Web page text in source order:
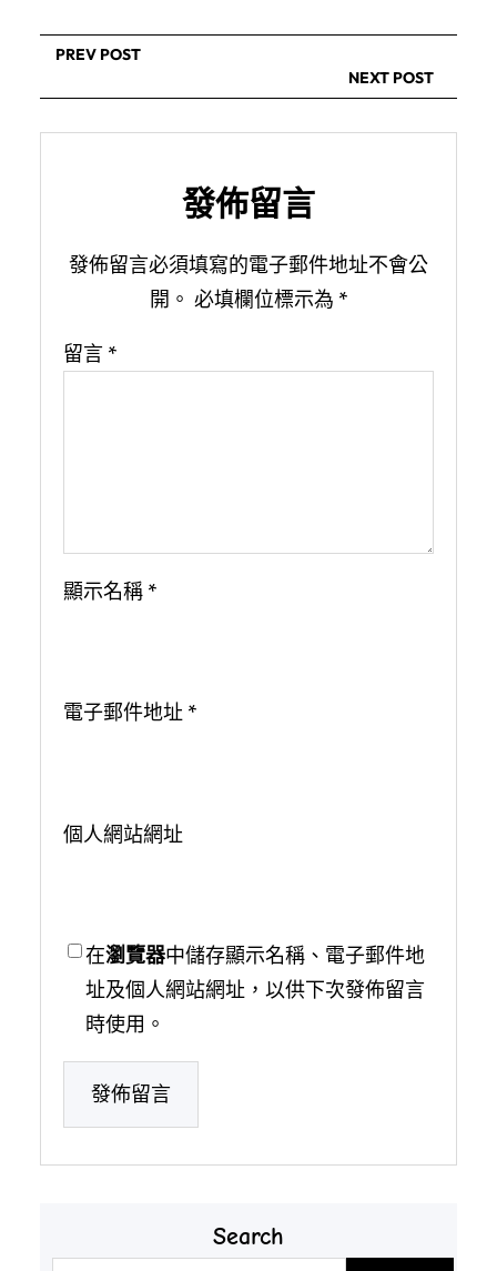
PREV POST
NEXT POST
發佈留言
發佈留言必須填寫的電子郵件地址不會公
開。 必填欄位標示為 *
留言 *
顯示名稱 *
電子郵件地址 *
個人網站網址
在瀏覽器中儲存顯示名稱、電子郵件地
址及個人網站網址，以供下次發佈留言
時使用。
Search